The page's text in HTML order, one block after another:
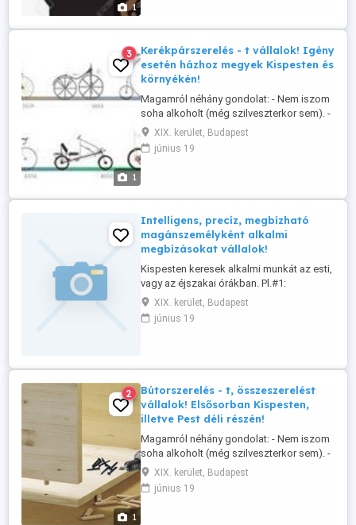
1
1
3
Kerékpárszerelés - t vállalok! Igény
esetén házhoz megyek Kispesten és
környékén!
Magamról néhány gondolat: - Nem iszom
soha alkoholt (még szilveszterkor sem). -
Nem dohányzom. - Nem kábítószerezem.
- Nincs tetoválásom. - Nincs piercingem. -
Rendkívül precíz és megbízható vagyok. -
ruhákban járok. - Nem árasztok ...
XIX. kerület, Budapest
június 19
Intelligens, precíz, megbízható
magánszemélyként alkalmi
megbízásokat vállalok!
Kispesten keresek alkalmi munkát az esti,
vagy az éjszakai órákban. Pl.#1:
Sofőrködést vállalnék olyasvalakinek, aki
nem szeret, vagy nem akar annyit vezetni.
Pl.#2: Gyermekfelügyeletet vállalnék, amíg
vagy este. Pl.#4: Kisebb ...
XIX. kerület, Budapest
június 19
1
2
Bútorszerelés - t, összeszerelést
vállalok! Elsősorban Kispesten,
illetve Pest déli részén!
Magamról néhány gondolat: - Nem iszom
soha alkoholt (még szilveszterkor sem). -
Nem dohányzom. - Nem kábítószerezem.
- Nincs tetoválásom. - Nincs piercingem. -
Rendkívül precíz és megbízható vagyok. -
XIX. kerület, Budapest
június 19